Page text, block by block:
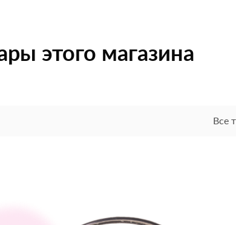
этого магазина
Все